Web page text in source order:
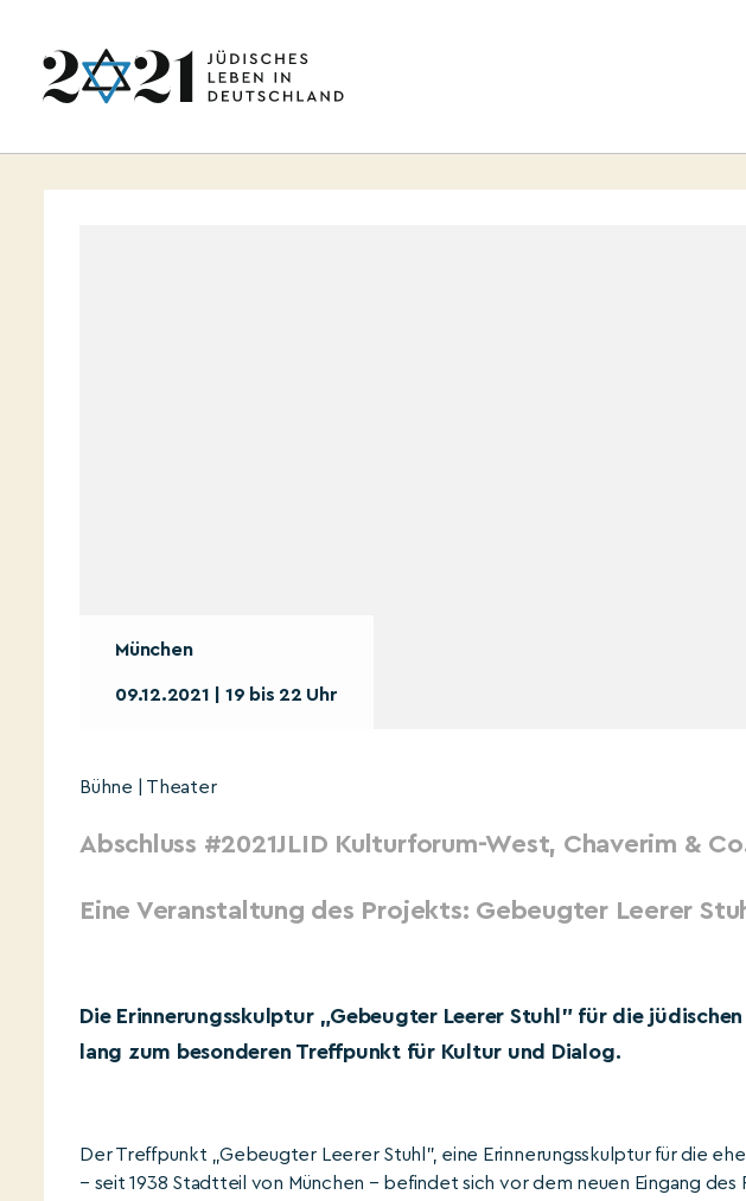
München
09.12.2021 | 19 bis 22 Uhr
Bühne | Theater
Abschluss #2021JLID Kulturforum-West, Chaverim &
Eine Veranstaltung des Projekts: Gebeugter Leerer
Die Erinnerungsskulptur „Gebeugter Leerer Stuhl" für die
lang zum besonderen Treffpunkt für Kultur und Dialog.
Der Treffpunkt „Gebeugter Leerer Stuhl", eine Erinnerungsskulptur für die
– seit 1938 Stadtteil von München – befindet sich vor dem neuen Eingang des